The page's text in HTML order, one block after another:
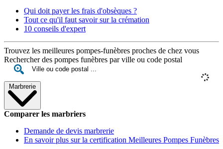
Qui doit payer les frais d'obsèques ?
Tout ce qu'il faut savoir sur la crémation
10 conseils d'expert
Trouvez les meilleures pompes-funèbres proches de chez vous
Rechercher des pompes funèbres par ville ou code postal
Marbrerie
Comparer les marbriers
Demande de devis marbrerie
En savoir plus sur la certification Meilleures Pompes Funèbres